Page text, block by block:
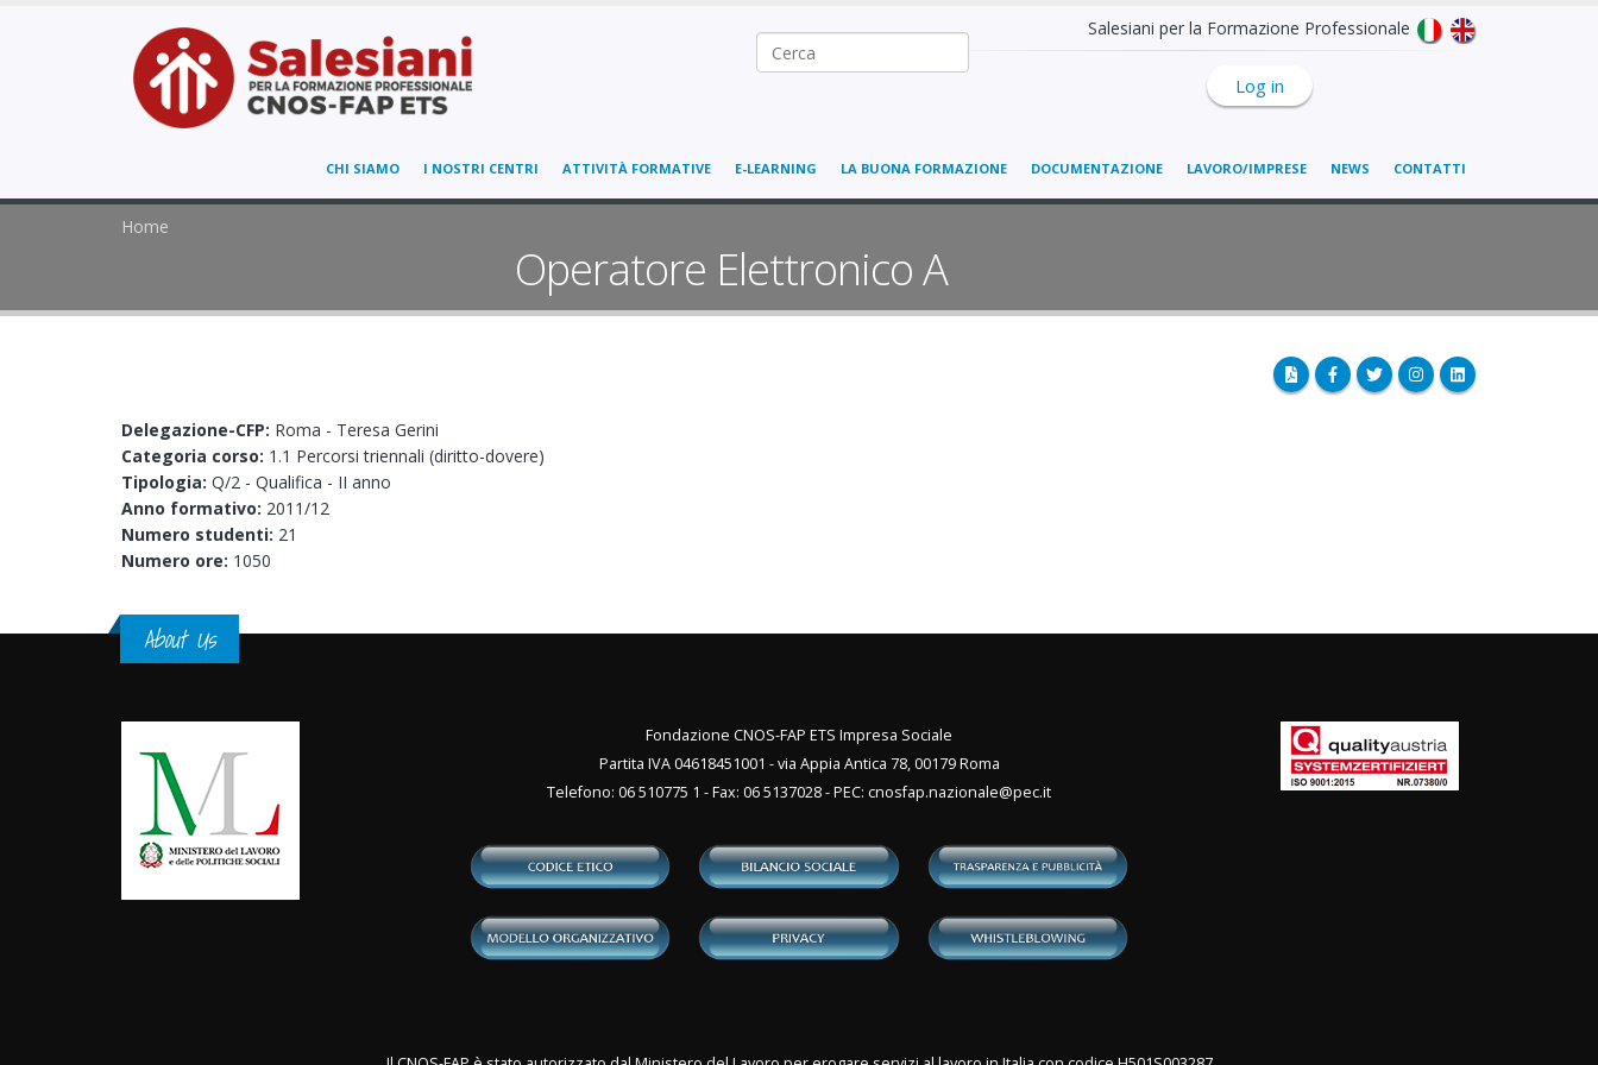
Salesiani per la Formazione Professionale
Log in
Ricerca nel sito
CHI SIAMO I NOSTRI CENTRI ATTIVITÀ FORMATIVE E-LEARNING LA BUONA FORMAZIONE DOCUMENTAZIONE LAVORO/IMPRESE NEWS CONTATTI
Home
Operatore Elettronico A
Delegazione-CFP: Roma - Teresa Gerini
Categoria corso: 1.1 Percorsi triennali (diritto-dovere)
Tipologia: Q/2 - Qualifica - II anno
Anno formativo: 2011/12
Numero studenti: 21
Numero ore: 1050
About Us
Fondazione CNOS-FAP ETS Impresa Sociale
Partita IVA 04618451001 - via Appia Antica 78, 00179 Roma
Telefono: 06 510775 1 - Fax: 06 5137028 - PEC: cnosfap.nazionale@pec.it